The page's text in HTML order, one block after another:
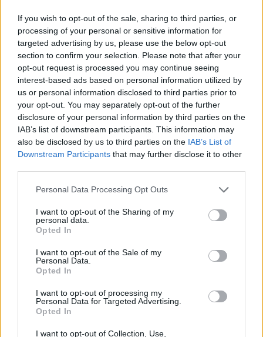
If you wish to opt-out of the sale, sharing to third parties, or
processing of your personal or sensitive information for
targeted advertising by us, please use the below opt-out
section to confirm your selection. Please note that after your
opt-out request is processed you may continue seeing
interest-based ads based on personal information utilized by
us or personal information disclosed to third parties prior to
your opt-out. You may separately opt-out of the further
disclosure of your personal information by third parties on the
IAB’s list of downstream participants. This information may
also be disclosed by us to third parties on the IAB’s List of
Downstream Participants that may further disclose it to other
Personal Data Processing Opt Outs
I want to opt-out of the Sharing of my
personal data.
Opted In
I want to opt-out of the Sale of my
Personal Data.
Opted In
I want to opt-out of processing my
Personal Data for Targeted Advertising.
Opted In
I want to opt-out of Collection, Use,
Изкуствен интелект за първи път
създаде нови жизнеспособни вируси
07.08.2026 / 15:30
открития космос
07.08.2026 / 15:00